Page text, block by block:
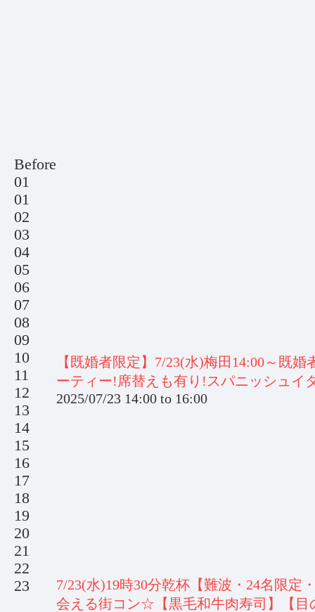
Before
01
01
02
03
04
05
06
07
08
09
10
11
12
13
14
15
16
17
18
19
20
21
22
23
【既婚者限定】7/23(水)梅田14:00～既
ーティー!席替えも有り!スパニッシュイ
2025/07/23 14:00 to 16:00
7/23(水)19時30分乾杯【難波・24名限定
会える街コン☆【黒毛和牛肉寿司】【目